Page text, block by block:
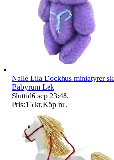
Nalle Lila Dockhus miniatyrer
Babyrum Lek
Sluttid6 sep 23:48.
Pris:15 kr,Köp nu.